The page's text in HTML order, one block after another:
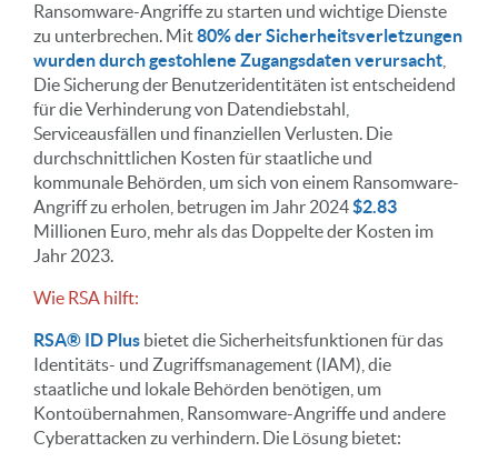
Ransomware-Angriffe zu starten und wichtige Dienste
zu unterbrechen. Mit80% der Sicherheitsverletzungen
wurden durch gestohlene Zugangsdaten verursacht
Die Sicherung der Benutzeridentitäten ist entscheidend
für die Verhinderung von Datendiebstahl,
Serviceausfällen und finanziellen Verlusten. Die
durchschnittlichen Kosten für staatliche und
kommunale Behörden, um sich von einem Ransomware-
Angriff zu erholen, betrugen im Jahr 2024$2.83
Millionen Euro, mehr als das Doppelte der Kosten im
Jahr 2023.
Wie RSA hilft:
RSA® ID Plus bietet die Sicherheitsfunktionen für das
Identitäts- und Zugriffsmanagement (IAM), die
staatliche und lokale Behörden benötigen, um
Kontoübernahmen, Ransomware-Angriffe und andere
Cyberattacken zu verhindern. Die Lösung bietet: